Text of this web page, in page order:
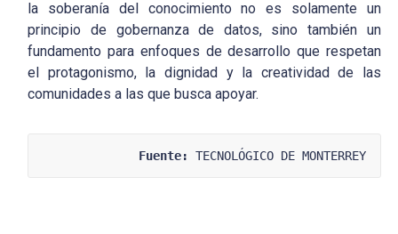
la soberanía del conocimiento no es solamente un
principio de gobernanza de datos, sino también un
fundamento para enfoques de desarrollo que respetan
el protagonismo, la dignidad y la creatividad de las
comunidades a las que busca apoyar.
Fuente: TECNOLÓGICO DE MONTERREY